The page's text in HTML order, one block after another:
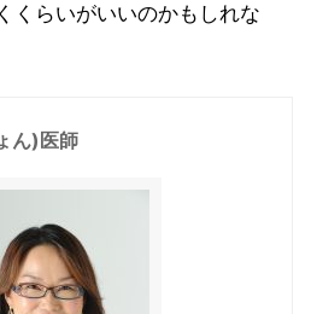
くらいがいいのかもしれな
ん)医師